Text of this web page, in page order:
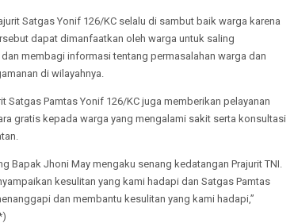
Satgas Yonif 126/KC selalu di sambut baik warga karena
dapat dimanfaatkan oleh warga untuk saling
membagi informasi tentang permasalahan warga dan
di wilayahnya.
Satgas Pamtas Yonif 126/KC juga memberikan pelayanan
gratis kepada warga yang mengalami sakit serta konsultasi
Bapak Jhoni May mengaku senang kedatangan Prajurit TNI.
kesulitan yang kami hadapi dan Satgas Pamtas
dan membantu kesulitan yang kami hadapi,”